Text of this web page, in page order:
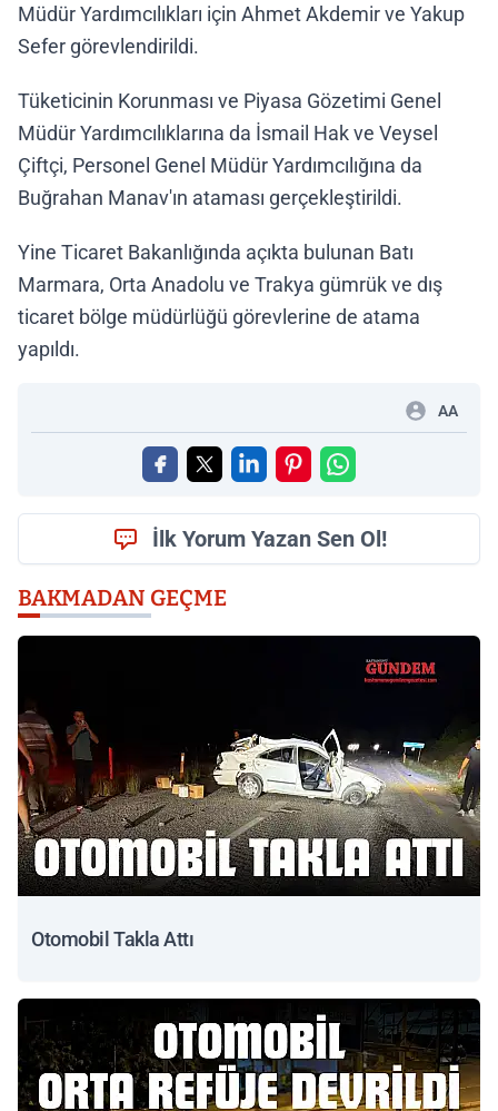
Müdür Yardımcılıkları için Ahmet Akdemir ve Yakup
Sefer görevlendirildi.
Tüketicinin Korunması ve Piyasa Gözetimi Genel
Müdür Yardımcılıklarına da İsmail Hak ve Veysel
Çiftçi, Personel Genel Müdür Yardımcılığına da
Buğrahan Manav'ın ataması gerçekleştirildi.
Yine Ticaret Bakanlığında açıkta bulunan Batı
Marmara, Orta Anadolu ve Trakya gümrük ve dış
ticaret bölge müdürlüğü görevlerine de atama
yapıldı.
AA
İlk Yorum Yazan Sen Ol!
BAKMADAN GEÇME
Otomobil Takla Attı